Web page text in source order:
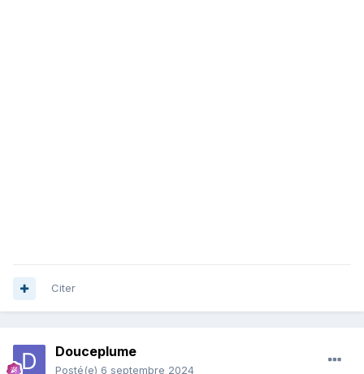
Citer
Douceplume
Posté(e) 6 septembre 2024